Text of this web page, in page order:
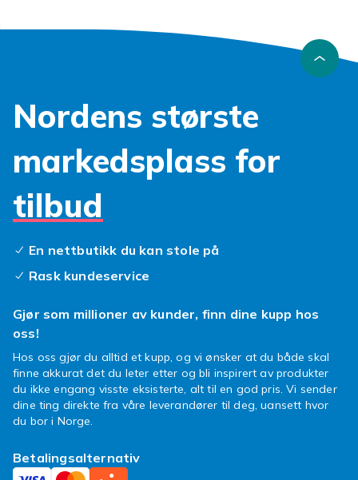
anrop eller sjekke treningsappen uten å
stoppe opp. Disse armbåndene holder
telefonen fast og sikker på overarmen, og gir
for at telefonen skal gli ut eller skades under
aktivitet. Fokuser hundre prosent på målene
Våre løsninger for løpearmbånd huawei p30
som føles lette selv under lange økter. Enten
du løper eller jogger, vil du sette pris på hvor
enkelt det er å ha mobilen med deg. Dette er
ønsker å maksimere sin treningsglede. Et solid
riper, svette og lett regn, slik at du kan trene i
som matcher din stil og dine behov.
Så, er du klar for å ta treningen til nye høyder?
Slipp løs potensialet ditt og la mobilen være
trygg mens du er i farta. Finn ditt nye
Nordens største
markedsplass for
tilbud
En nettbutikk du kan stole på
Rask kundeservice
Gjør som millioner av kunder, finn dine kupp hos
oss!
Hos oss gjør du alltid et kupp, og vi ønsker at du både skal
finne akkurat det du leter etter og bli inspirert av produkter
du ikke engang visste eksisterte, alt til en god pris. Vi sender
dine ting direkte fra våre leverandører til deg, uansett hvor
du bor i Norge.
Betalingsalternativ